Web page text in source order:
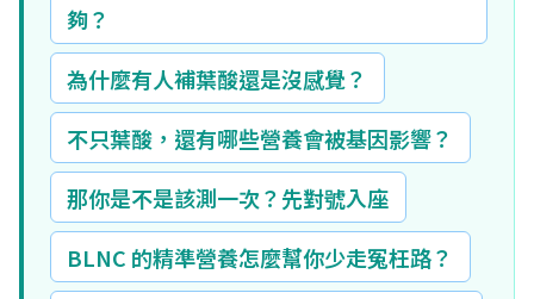
夠？
為什麼有人補葉酸還是沒感覺？
不只葉酸，還有哪些營養會被基因影響？
那你是不是該測一次？先對號入座
BLNC 的精準營養怎麼幫你少走冤枉路？